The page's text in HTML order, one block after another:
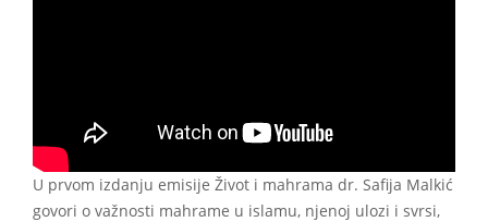
U prvom izdanju emisije Život i mahrama dr. Safija Malkić
govori o važnosti mahrame u islamu, njenoj ulozi i svrsi,